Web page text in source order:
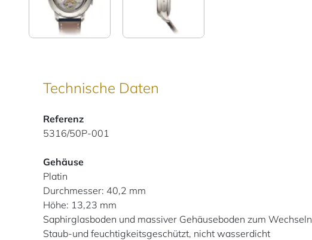
Technische Daten
Referenz
5316/50P-001
Gehäuse
Platin
Durchmesser: 40,2 mm
Höhe: 13,23 mm
Saphirglasboden und massiver Gehäuseboden zum Wechseln
Staub-und feuchtigkeitsgeschützt, nicht wasserdicht